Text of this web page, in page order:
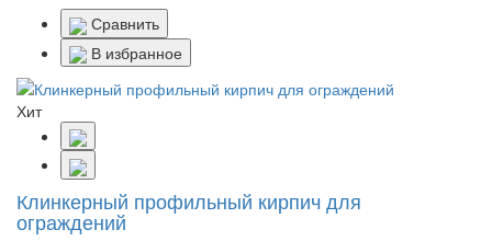
Сравнить
В избранное
Хит
Клинкерный профильный кирпич для
ограждений